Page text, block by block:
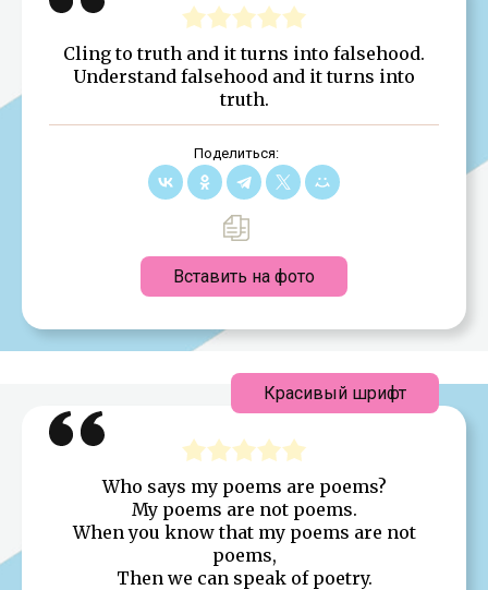
Cling to truth and it turns into falsehood.
Understand falsehood and it turns into
truth.
Поделиться:
Вставить на фото
Who says my poems are poems?
My poems are not poems.
When you know that my poems are not
poems,
Then we can speak of poetry.
Красивый шрифт